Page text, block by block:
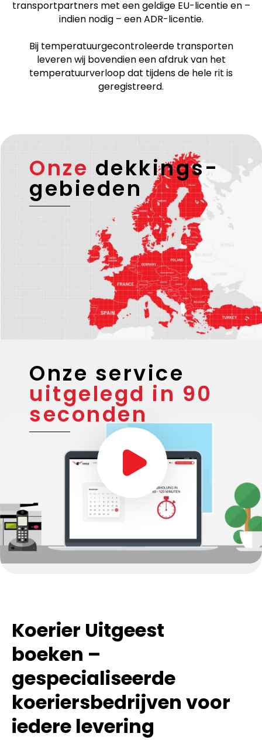
transportpartners met een geldige EU-licentie en –
indien nodig – een ADR-licentie.
Bij temperatuurgecontroleerde transporten
leveren wij bovendien een afdruk van het
temperatuurverloop dat tijdens de hele rit is
geregistreerd.
Onze dekkings-
gebieden
Onze service
uitgelegd in 90
seconden
Koerier Uitgeest
boeken –
gespecialiseerde
koeriersbedrijven voor
iedere levering